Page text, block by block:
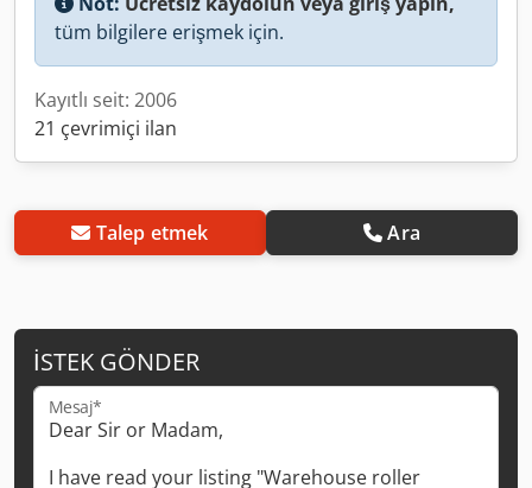
tüm bilgilere erişmek için.
Kayıtlı seit: 2006
21 çevrimiçi ilan
Talep etmek Ara
İSTEK GÖNDER
Mesaj*